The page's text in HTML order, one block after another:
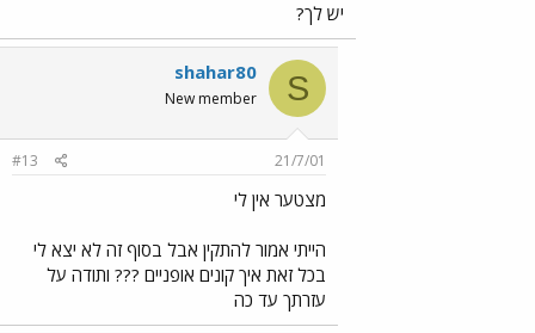
יש לך?
S
shahar80
New member
21/7/01
#13
מצטער אין לי
הייתי אמור להתקין אבל בסוף זה לא יצא לי
בכל זאת איך קונים אופניים ??? ותודה על
עזרתך עד כה